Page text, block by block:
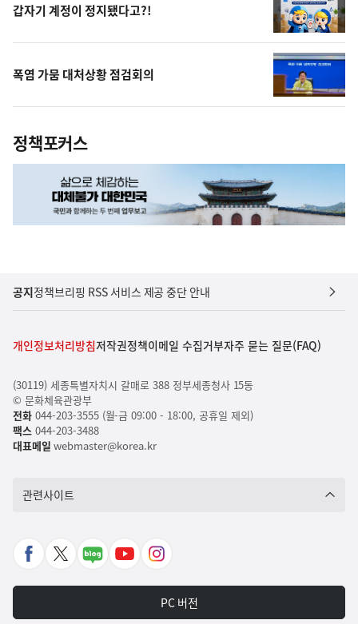
갑자기 계정이 정지됐다고?!
폭염 가뭄 대처상황 점검회의
정책포커스
공지정책브리핑 RSS 서비스 제공 중단 안내
개인정보처리방침저작권정책이메일 수집거부자주 묻는 질문(FAQ)
(30119) 세종특별자치시 갈매로 388 정부세종청사 15동
© 문화체육관광부
전화044-203-3555 (월-금 09:00 - 18:00, 공휴일 제외)
팩스044-203-3488
대표메일 webmaster@korea.kr
관련사이트
페
X
네
유
인
타
그
PC 버전